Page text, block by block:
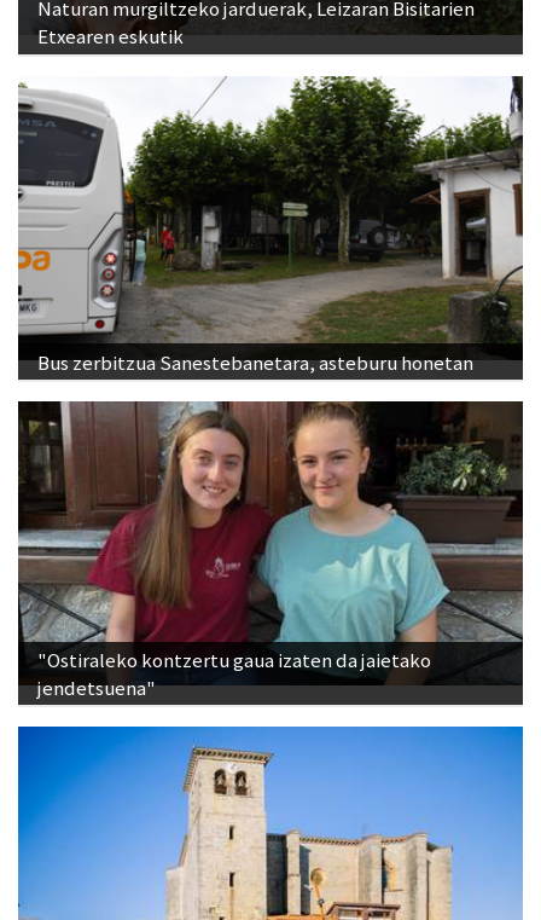
Bus zerbitzua Sanestebanetara, asteburu honetan
"Ostiraleko kontzertu gaua izaten da jaietako
jendetsuena"